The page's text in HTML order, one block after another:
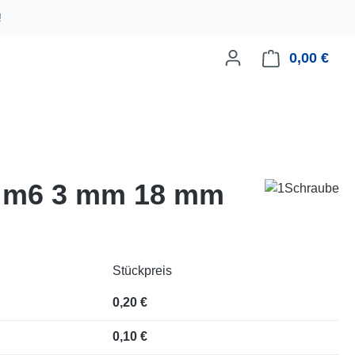
0,00 €
3 mm 18 mm
Stückpreis
0,20 €
0,10 €